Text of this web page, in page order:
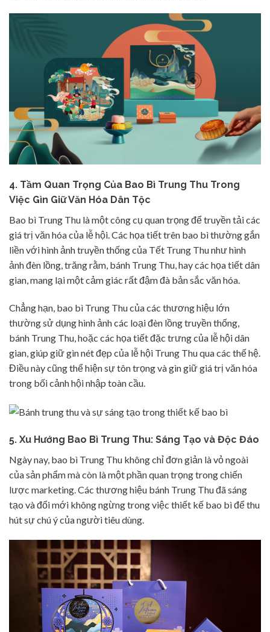
4. Tầm Quan Trọng Của Bao Bì Trung Thu Trong
Việc Gìn Giữ Văn Hóa Dân Tộc
Bao bì Trung Thu là một công cụ quan trọng để truyền tải các
giá trị văn hóa của lễ hội. Các họa tiết trên bao bì thường gắn
liền với hình ảnh truyền thống của Tết Trung Thu như hình
ảnh đèn lồng, trăng rằm, bánh Trung Thu, hay các họa tiết dân
gian, mang lại một cảm giác rất đậm đà bản sắc văn hóa.
Chẳng hạn, bao bì Trung Thu của các thương hiệu lớn
thường sử dụng hình ảnh các loại đèn lồng truyền thống,
bánh Trung Thu, hoặc các họa tiết đặc trưng của lễ hội dân
gian, giúp giữ gìn nét đẹp của lễ hội Trung Thu qua các thế hệ.
Điều này cũng thể hiện sự tôn trọng và gìn giữ giá trị văn hóa
trong bối cảnh hội nhập toàn cầu.
5. Xu Hướng Bao Bì Trung Thu: Sáng Tạo và Độc Đáo
Ngày nay, bao bì Trung Thu không chỉ đơn giản là vỏ ngoài
của sản phẩm mà còn là một phần quan trọng trong chiến
lược marketing. Các thương hiệu bánh Trung Thu đã sáng
tạo và đổi mới không ngừng trong việc thiết kế bao bì để thu
hút sự chú ý của người tiêu dùng.